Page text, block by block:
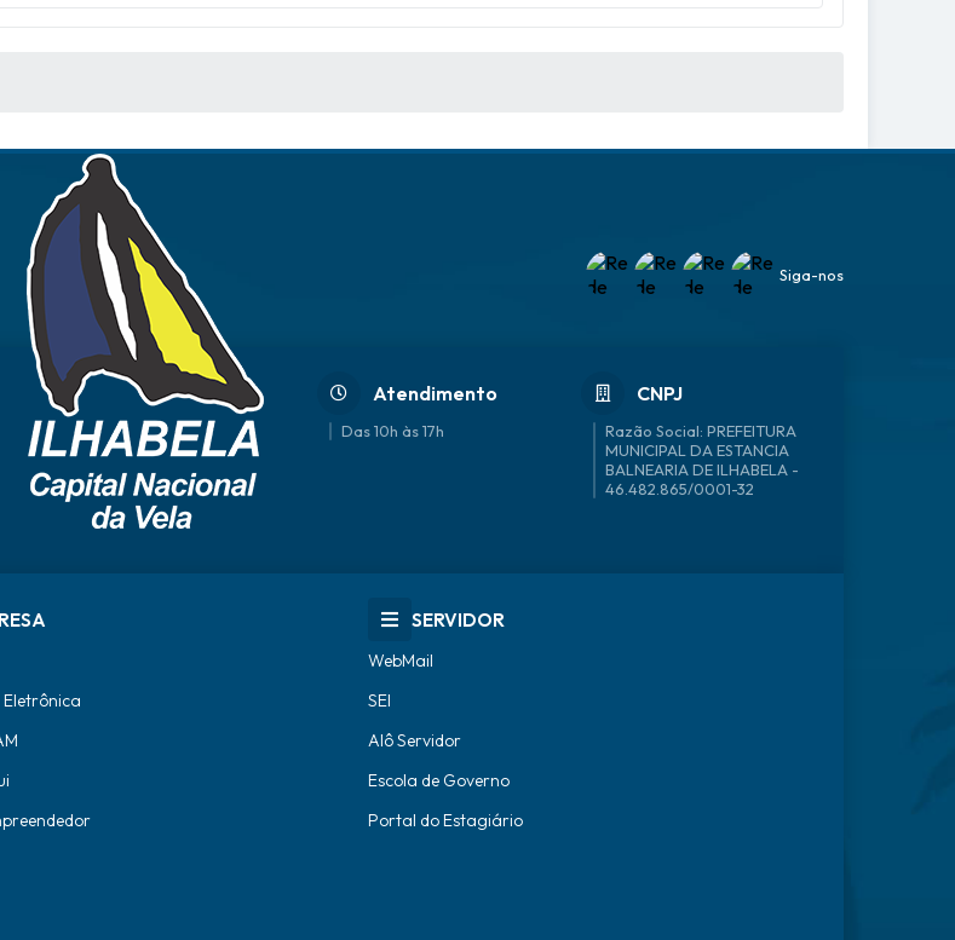
Atendimento
Das 10h às 17h
CNPJ
46.482.865/0001-32
Siga-nos
SERVIDOR
WebMail
SEI
Alô Servidor
Escola de Governo
Portal do Estagiário